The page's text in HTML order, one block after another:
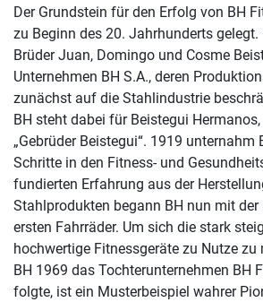
Der Grundstein für den Erfolg von BH
zu Beginn des 20. Jahrhunderts
Brüder Juan, Domingo und Cosme
Unternehmen BH S.A., deren
zunächst auf die Stahlindustrie
BH steht dabei für Beistegui
„Gebrüder Beistegui“. 1919 unternahm
Schritte in den Fitness- und
fundierten Erfahrung aus der
Stahlprodukten begann BH nun mit
ersten Fahrräder. Um sich die stark
hochwertige Fitnessgeräte zu Nutze zu
BH 1969 das Tochterunternehmen BH
folgte, ist ein Musterbeispiel wahrer